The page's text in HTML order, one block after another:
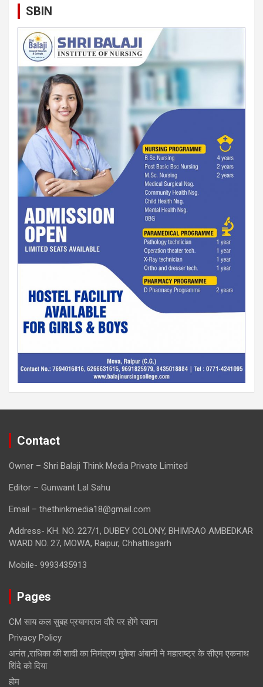
SBIN
Contact
Owner – Shri Balaji Think Media Private Limited
Editor – Gunwant Lal Sahu
Email – thethinkmedia18@gmail.com
Address- KH. NO. 227/1, DUBEY COLONY, BHIMRAO AMBEDKAR
WARD NO. 27, MOWA, Raipur, Chhattisgarh
Mobile- 9993435913
Pages
CM साय कल सुबह प्रयागराज दौरे पर होंगे रवाना
Privacy Policy
अनंत ,राधिका की शादी का निमंत्रण मुकेश अंबानी ने महाराष्ट्र के सीएम एकनाथ
शिंदे को दिया
होम